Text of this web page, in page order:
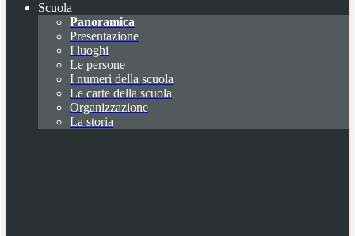
Scuola
Panoramica
Presentazione
I luoghi
Le persone
I numeri della scuola
Le carte della scuola
Organizzazione
La storia